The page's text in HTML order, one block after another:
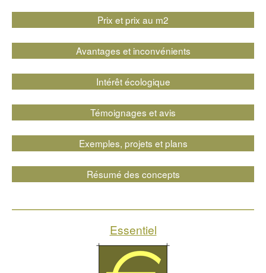
Prix et prix au m2
Avantages et inconvénients
Intérêt écologique
Témoignages et avis
Exemples, projets et plans
Résumé des concepts
Essentiel